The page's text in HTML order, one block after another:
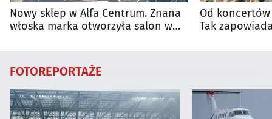
Nowy sklep w Alfa Centrum. Znana
włoska marka otworzyła salon w
Od
Tak
FOTOREPORTAŻE